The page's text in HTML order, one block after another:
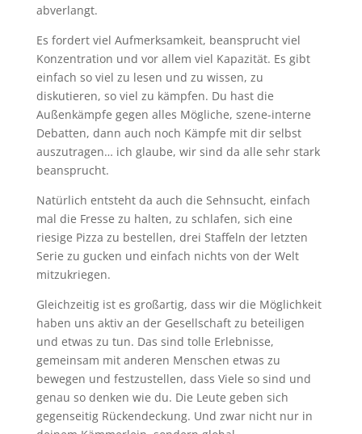
abverlangt.
Es fordert viel Aufmerksamkeit, beansprucht viel
Konzentration und vor allem viel Kapazität. Es gibt
einfach so viel zu lesen und zu wissen, zu
diskutieren, so viel zu kämpfen. Du hast die
Außenkämpfe gegen alles Mögliche, szene-interne
Debatten, dann auch noch Kämpfe mit dir selbst
auszutragen… ich glaube, wir sind da alle sehr stark
beansprucht.
Natürlich entsteht da auch die Sehnsucht, einfach
mal die Fresse zu halten, zu schlafen, sich eine
riesige Pizza zu bestellen, drei Staffeln der letzten
Serie zu gucken und einfach nichts von der Welt
mitzukriegen.
Gleichzeitig ist es großartig, dass wir die Möglichkeit
haben uns aktiv an der Gesellschaft zu beteiligen
und etwas zu tun. Das sind tolle Erlebnisse,
gemeinsam mit anderen Menschen etwas zu
bewegen und festzustellen, dass Viele so sind und
genau so denken wie du. Die Leute geben sich
gegenseitig Rückendeckung. Und zwar nicht nur in